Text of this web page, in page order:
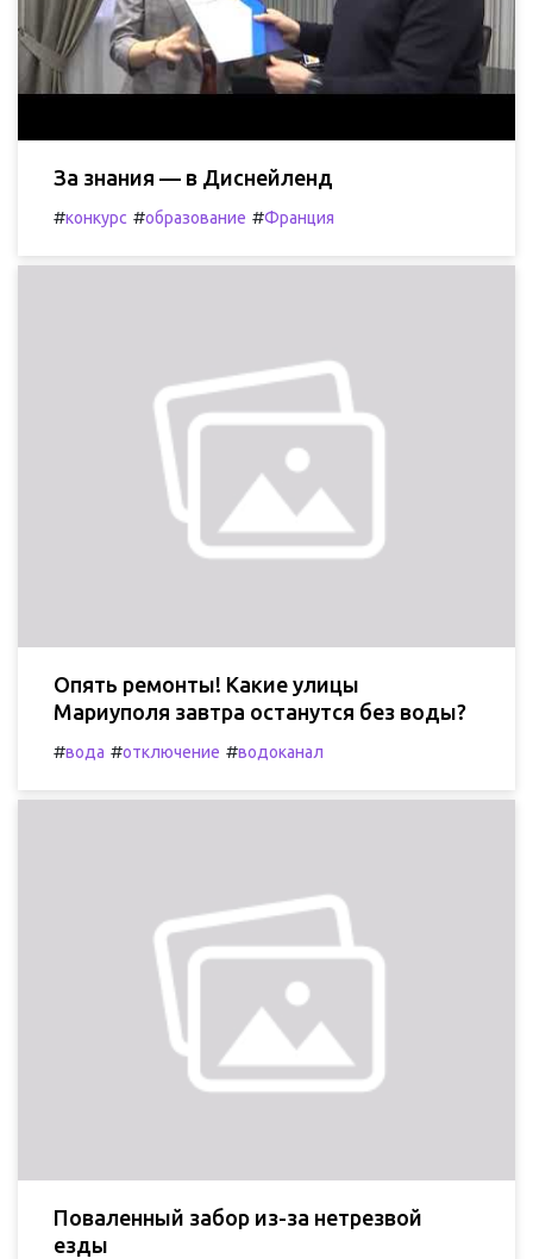
За знания — в Диснейленд
#конкурс #образование #Франция
Опять ремонты! Какие улицы
Мариуполя завтра останутся без воды?
#вода #отключение #водоканал
Поваленный забор из-за нетрезвой
езды